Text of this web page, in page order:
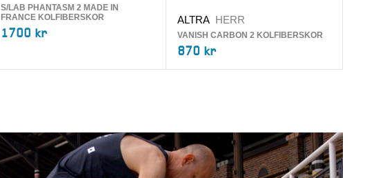
S/LAB PHANTASM 2 MADE IN
FRANCE KOLFIBERSKOR
1700 kr
ALTRA HERR
VANISH CARBON 2 KOLFIBERSKOR
870 kr